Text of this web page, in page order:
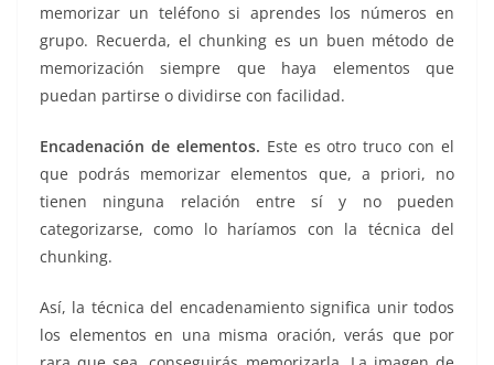
memorizar un teléfono si aprendes los números en
grupo. Recuerda, el chunking es un buen método de
memorización siempre que haya elementos que
puedan partirse o dividirse con facilidad.
Encadenación de elementos. Este es otro truco con el
que podrás memorizar elementos que, a priori, no
tienen ninguna relación entre sí y no pueden
categorizarse, como lo haríamos con la técnica del
chunking.
Así, la técnica del encadenamiento significa unir todos
los elementos en una misma oración, verás que por